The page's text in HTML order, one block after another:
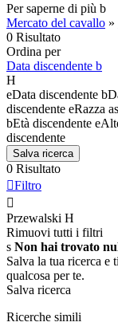
Per saperne di più b
Mercato del cavallo »
0 Risultato
Ordina per
Data discendente b
H
eData discendente b
discendente eRazza
bEtà discendente e
discendente
Salva ricerca
0 Risultato
Filtro

Przewalski H
Rimuovi tutti i filtri
s Non hai trovato
Salva la tua ricerca e
qualcosa per te.
Salva ricerca
Ricerche simili